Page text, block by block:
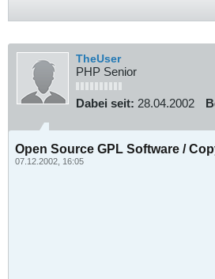
TheUser
PHP Senior
Dabei seit: 28.04.2002
Open Source GPL Software /
07.12.2002, 16:05